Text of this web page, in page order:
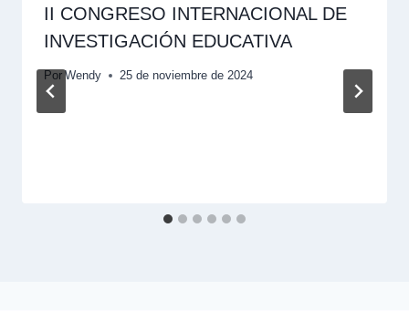
II CONGRESO INTERNACIONAL DE
INVESTIGACIÓN EDUCATIVA
Por Wendy 25 de noviembre de 2024